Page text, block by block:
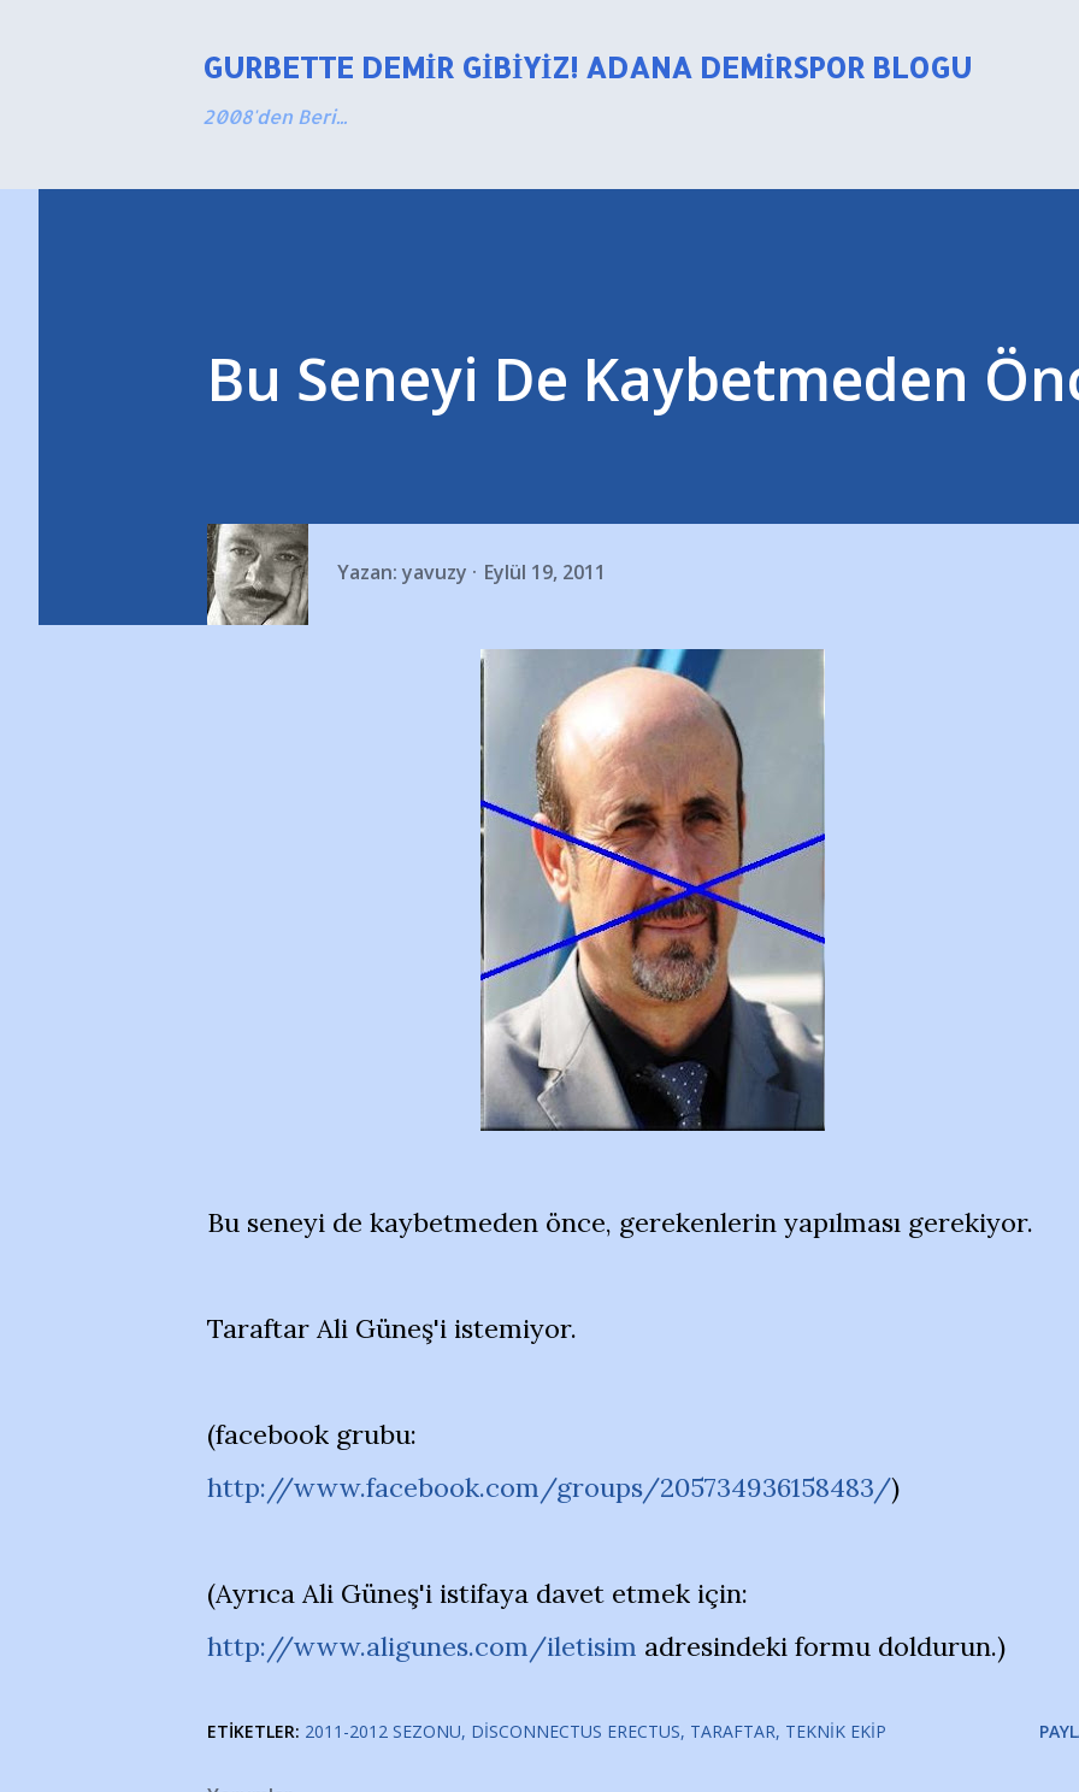
GURBETTE DEMIR GIBIYIZ! ADANA DEMIRSPOR BLOGU
2008'den Beri...
Bu Seneyi De Kaybetmeden
Yazan: yavuzy Eylül 19, 2011
Bu seneyi de kaybetmeden önce, gerekenlerin yapılması gerekiyor.
Taraftar Ali Güneş'i istemiyor.
(facebook grubu:
http://www.facebook.com/groups/205734936158483/)
(Ayrıca Ali Güneş'i istifaya davet etmek için:
http://www.aligunes.com/iletisim adresindeki formu doldurun.)
ETIKETLER: 2011-2012 SEZONU DISCONNECTUS ERECTUS TARAFTAR TEKNIK EKIP